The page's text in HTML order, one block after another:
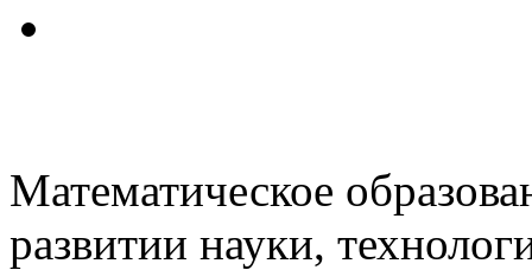
Математическое
развитии науки,